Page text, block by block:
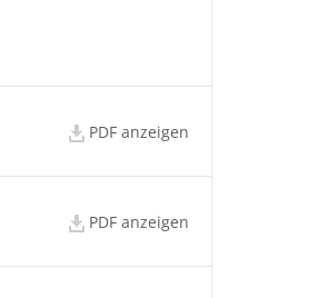
PDF anzeigen
PDF anzeigen